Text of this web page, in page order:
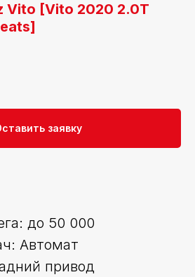
Vito [Vito 2020 2.0T
заявку
до 50 000
Автомат
привод